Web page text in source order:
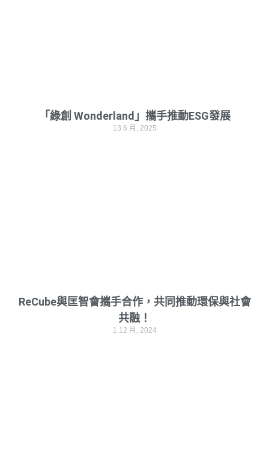
「綠創 Wonderland」攜手推動ESG發展
13 6 月, 2025
ReCube與匡智會攜手合作，共同推動環保與社會
共融！
1 12 月, 2024